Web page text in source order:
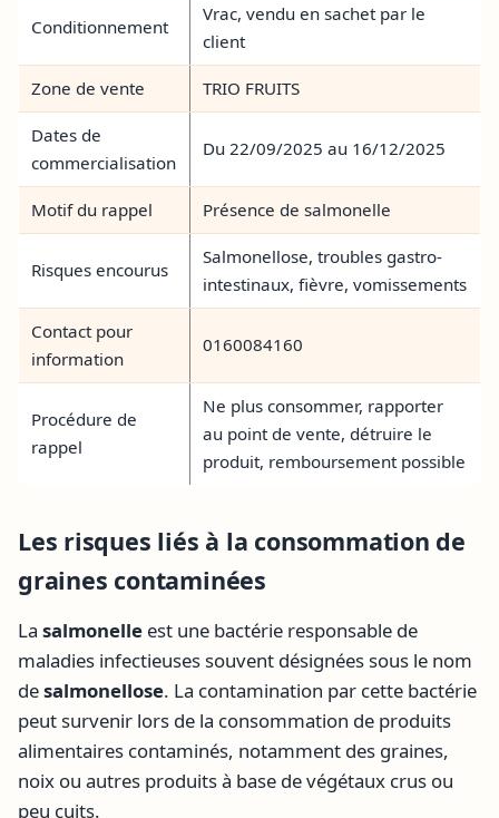
Conditionnement
Vrac, vendu en sachet par le
client
Zone de vente TRIO FRUITS
Dates de
commercialisation
Du 22/09/2025 au 16/12/2025
Motif du rappel Présence de salmonelle
Risques encourus
Salmonellose, troubles gastro-
intestinaux, fièvre, vomissements
Contact pour
information
0160084160
Procédure de
rappel
Ne plus consommer, rapporter
au point de vente, détruire le
produit, remboursement possible
Les risques liés à la consommation de
graines contaminées
La salmonelle est une bactérie responsable de
maladies infectieuses souvent désignées sous le nom
desalmonellose. La contamination par cette bactérie
peut survenir lors de la consommation de produits
alimentaires contaminés, notamment des graines,
noix ou autres produits à base de végétaux crus ou
peu cuits.